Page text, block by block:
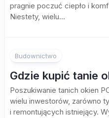
pragnie poczuć ciepło i
Niestety, wielu...
Budownictwo
Gdzie kupić tanie
Poszukiwanie tanich okien
wielu inwestorów, zarówno
i remontujących istniejący.